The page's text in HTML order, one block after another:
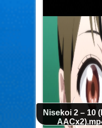
Nisekoi 2 – 10